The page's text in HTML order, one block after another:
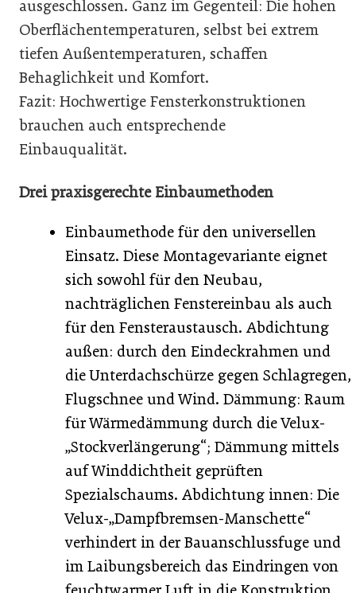
ausgeschlossen. Ganz im Gegenteil: Die hohen
Oberflächentemperaturen, selbst bei extrem
tiefen Außentemperaturen, schaffen
Behaglichkeit und Komfort.
Fazit: Hochwertige Fensterkonstruktionen
brauchen auch entsprechende
Einbauqualität.
Drei praxisgerechte Einbaumethoden
Einbaumethode für den universellen
Einsatz. Diese Montagevariante eignet
sich sowohl für den Neubau,
nachträglichen Fenstereinbau als auch
für den Fensteraustausch. Abdichtung
außen: durch den Eindeckrahmen und
die Unterdachschürze gegen Schlagregen,
Flugschnee und Wind. Dämmung: Raum
für Wärmedämmung durch die Velux-
„Stockverlängerung“; Dämmung mittels
auf Winddichtheit geprüften
Spezialschaums. Abdichtung innen: Die
Velux-„Dampfbremsen-Manschette“
verhindert in der Bauanschlussfuge und
im Laibungsbereich das Eindringen von